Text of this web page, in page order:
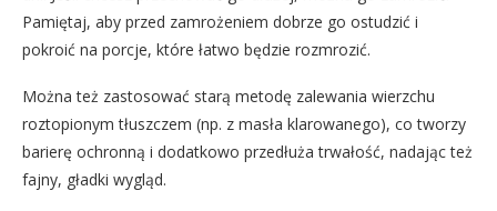
Pamiętaj, aby przed zamrożeniem dobrze go ostudzić i
pokroić na porcje, które łatwo będzie rozmrozić.
Można też zastosować starą metodę zalewania wierzchu
roztopionym tłuszczem (np. z masła klarowanego), co tworzy
barierę ochronną i dodatkowo przedłuża trwałość, nadając też
fajny, gładki wygląd.